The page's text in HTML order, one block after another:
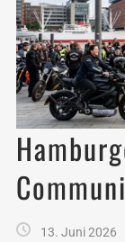
13. Juni 2026